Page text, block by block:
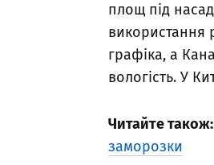
площ під
використання
графіка, а
вологість. У
Читайте також:
заморозки